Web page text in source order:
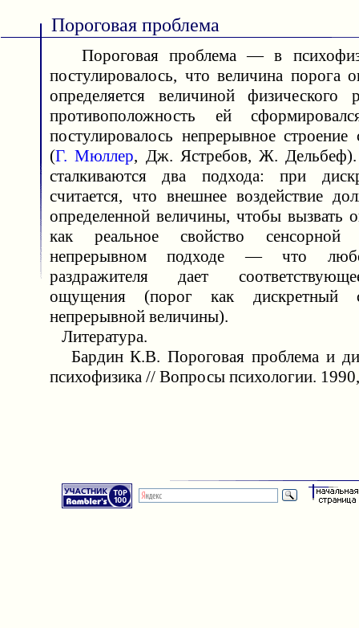
Пороговая проблема
Пороговая проблема — в
постулировалось, что величина порога
определяется величиной физического
противоположность ей
постулировалось непрерывное строение
(Г. Мюллер, Дж. Ястребов, Ж. Дельбеф).
сталкиваются два подхода: при
считается, что внешнее воздействие
определенной величины, чтобы вызвать
как реальное свойство
непрерывном подходе — что
раздражителя дает
ощущения (порог как дискретный
непрерывной величины).
Литература.
Бардин К.В. Пороговая проблема и
психофизика // Вопросы психологии.